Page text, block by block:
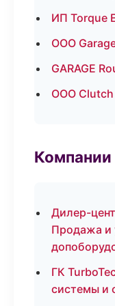
ИП Torque
ООО
GARAGE
ООО Clutch
Компании
Дилер-
Продажа и
ГК
системы и